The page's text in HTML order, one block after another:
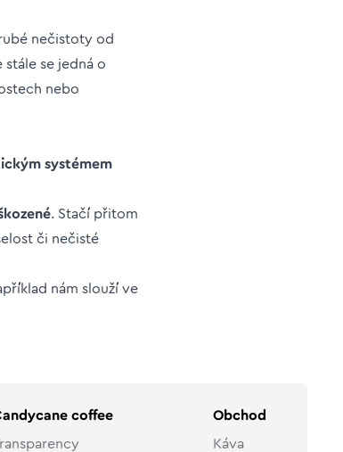
nečistoty od
se jedná o
nebo
systémem
. Stačí přitom
či nečisté
nám slouží ve
coffee
Obchod
Káva